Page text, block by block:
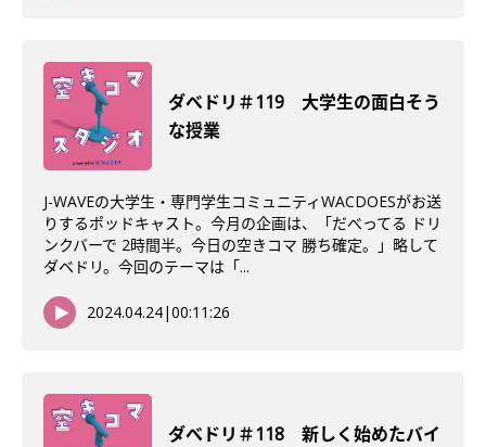
ダべドリ＃119 大学生の面白そう
な授業
J-WAVEの大学生・専門学生コミュニティWACDOESがお送
りするポッドキャスト。今月の企画は、「だべってる ドリ
ンクバーで 2時間半。今日の空きコマ 勝ち確定。」略して
ダベドリ。今回のテーマは「...
2024.04.24|00:11:26
ダべドリ＃118 新しく始めたバイ